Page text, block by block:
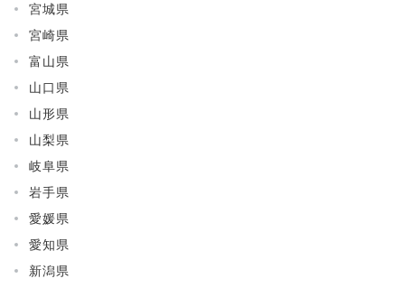
宮城県
宮崎県
富山県
山口県
山形県
山梨県
岐阜県
岩手県
愛媛県
愛知県
新潟県